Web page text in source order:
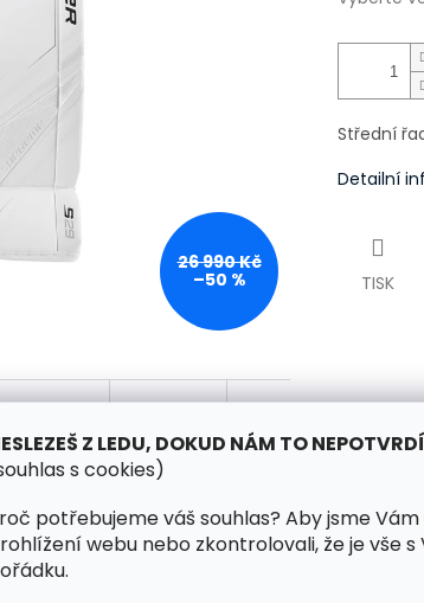
Z LEDU, DOKUD NÁM TO
s cookies)
potřebujeme váš souhlas? Aby jsme
webu nebo zkontrolovali, že je vše s
26 990 Kč
–50 %
Střední
Detailní
TISK